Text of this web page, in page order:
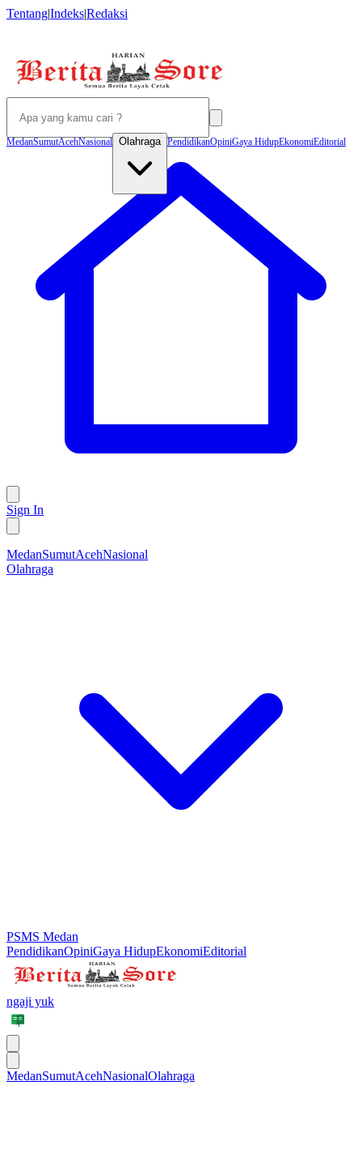
Tentang|Indeks|Redaksi
MedanSumutAcehNasional Olahraga PendidikanOpiniGaya HidupEkonomiEditorial
Sign In
MedanSumutAcehNasional
Olahraga
PSMS Medan
PendidikanOpiniGaya HidupEkonomiEditorial
ngaji yuk
MedanSumutAcehNasionalOlahraga